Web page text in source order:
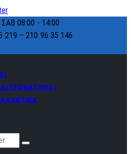
08:00 - 14:00
219 –210 96 35 146